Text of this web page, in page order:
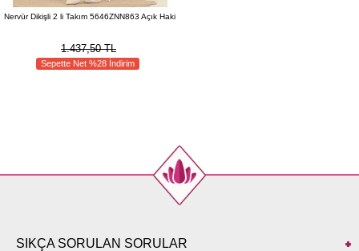
Nervür Dikişli 2 li Takım 5646ZNN863 Açık Haki
1.437,50 TL
Sepette Net %28 İndirim
SIKÇA SORULAN SORULAR